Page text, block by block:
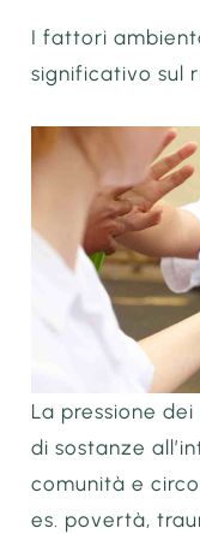
I fattori
significativo sul
La pressione dei
di sostanze
comunità e
es. povertà,